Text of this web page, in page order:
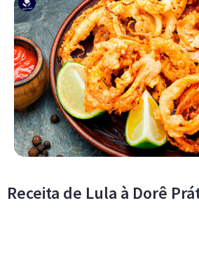
Receita de Lula à Dorê